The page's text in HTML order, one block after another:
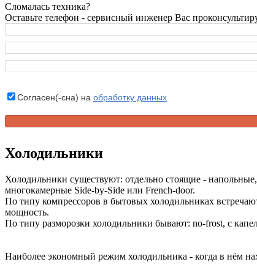
Сломалась техника?
Оставьте телефон - сервисный инженер Вас
Согласен(-сна) на обработку данных
Холодильники
Холодильники существуют: отдельно стоящие -
многокамерные Side-by-Side или French-door.
По типу компрессоров в бытовых холодильниках
мощность.
По типу разморозки холодильники бывают: no-frost, с
Наиболее экономный режим холодильника - когда в нём